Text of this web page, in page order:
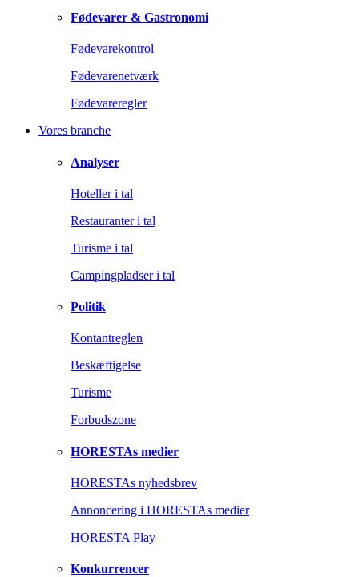
Fødevarer & Gastronomi
Fødevarekontrol
Fødevarenetværk
Fødevareregler
Vores branche
Analyser
Hoteller i tal
Restauranter i tal
Turisme i tal
Campingpladser i tal
Politik
Kontantreglen
Beskæftigelse
Turisme
Forbudszone
HORESTAs medier
HORESTAs nyhedsbrev
Annoncering i HORESTAs medier
HORESTA Play
Konkurrencer